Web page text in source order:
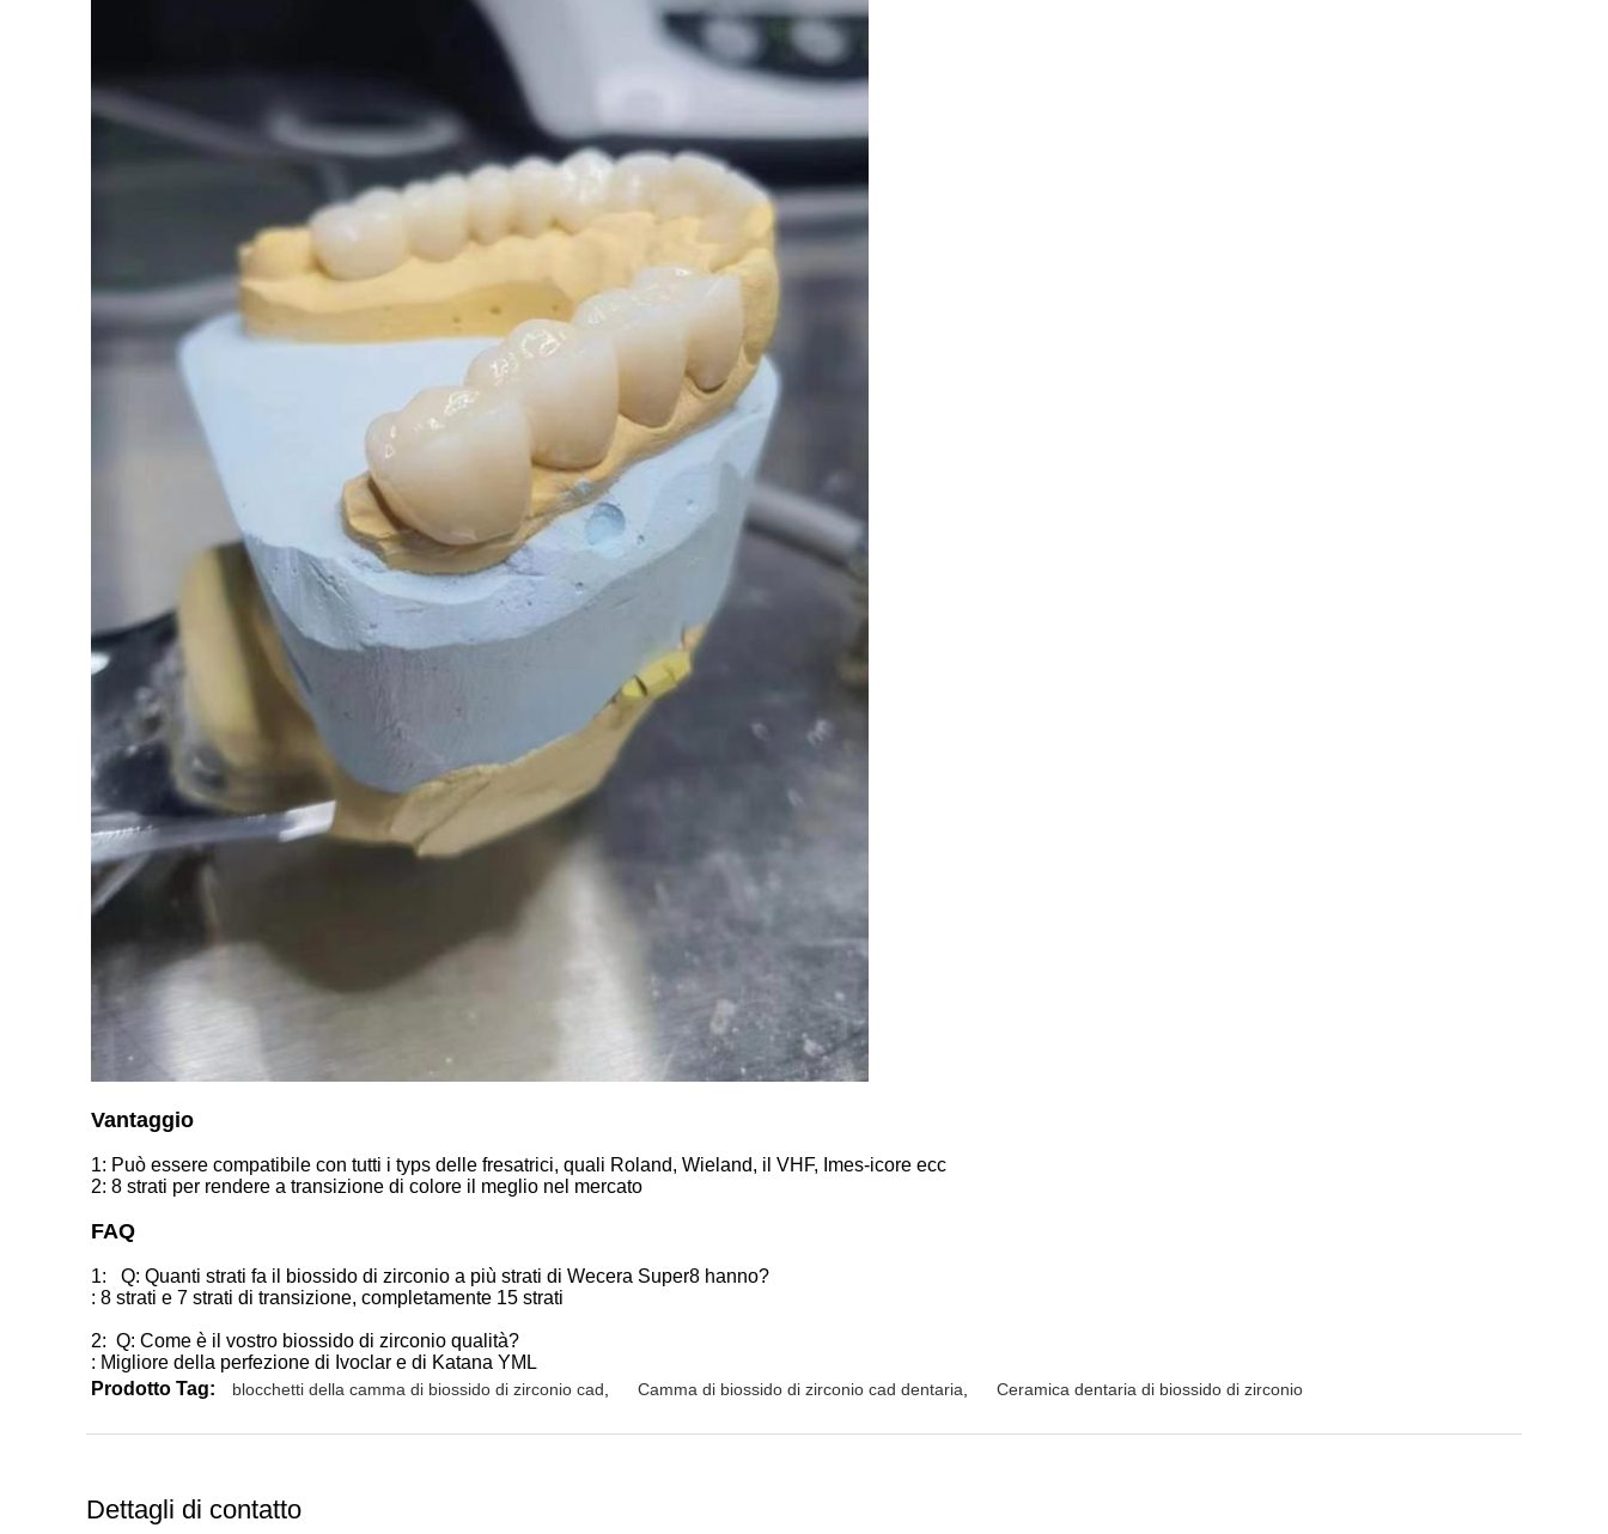
Vantaggio
1: Può essere compatibile con tutti i typs delle fresatrici, quali Roland, Wieland, il VHF, Imes-icore ecc
2: 8 strati per rendere a transizione di colore il meglio nel mercato
FAQ
1: Q: Quanti strati fa il biossido di zirconio a più strati di Wecera Super8 hanno?
: 8 strati e 7 strati di transizione, completamente 15 strati
2: Q: Come è il vostro biossido di zirconio qualità?
: Migliore della perfezione di Ivoclar e di Katana YML
Prodotto Tag:
blocchetti della camma di biossido di zirconio cad Camma di biossido di zirconio cad dentaria Ceramica dentaria di biossido di zirconio
Dettagli di contatto